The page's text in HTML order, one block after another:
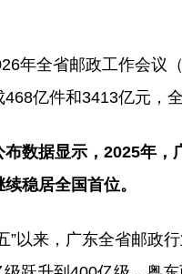
年全省邮政工作会议
亿件和3413亿元，
数据显示，2025年
稳居全国首位。
”以来，广东全省邮政